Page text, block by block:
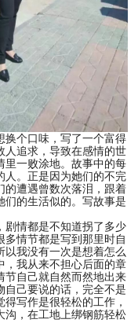
换个口味，写了一个富得
人追求，导致在感情的世
里一败涂地。故事中的每
人。正是因为她们的不完
的遭遇曾数次落泪，跟着
们的生活似的。写故事是
情都是不知道拐了多少
情节都是写到那里时自
我没有一次是想着怎么
，我从来不担心后面的章
节自己就自然而然地出来
自己要说的话，完全不是
写作是很轻松的工作，
沟，在工地上绑钢筋轻松